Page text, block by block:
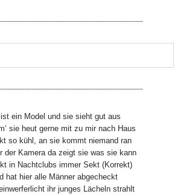
ein Model und sie sieht gut aus
sie heut gerne mit zu mir nach Haus
so kühl, an sie kommt niemand ran
der Kamera da zeigt sie was sie kann
in Nachtclubs immer Sekt (Korrekt)
hat hier alle Männer abgecheckt
ihr junges Lächeln strahlt